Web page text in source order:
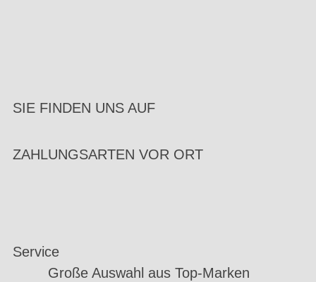
SIE FINDEN UNS AUF
ZAHLUNGSARTEN VOR ORT
Service
Große Auswahl aus Top-Marken